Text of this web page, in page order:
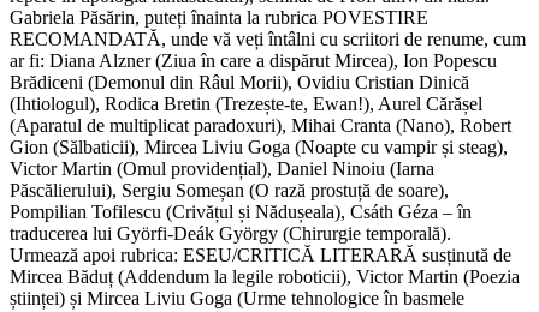
Gabriela Păsărin, puteți înainta la rubrica POVESTIRE
RECOMANDATĂ, unde vă veți întâlni cu scriitori de renume, cum
ar fi: Diana Alzner (Ziua în care a dispărut Mircea), Ion Popescu
Brădiceni (Demonul din Râul Morii), Ovidiu Cristian Dinică
(Ihtiologul), Rodica Bretin (Trezește-te, Ewan!), Aurel Cărășel
(Aparatul de multiplicat paradoxuri), Mihai Cranta (Nano), Robert
Gion (Sălbaticii), Mircea Liviu Goga (Noapte cu vampir și steag),
Victor Martin (Omul providențial), Daniel Ninoiu (Iarna
Păscălierului), Sergiu Someșan (O rază prostuță de soare),
Pompilian Tofilescu (Crivățul și Nădușeala), Csáth Géza – în
traducerea lui Györfi-Deák György (Chirurgie temporală).
Urmează apoi rubrica: ESEU/CRITICĂ LITERARĂ susținută de
Mircea Băduț (Addendum la legile roboticii), Victor Martin (Poezia
științei) și Mircea Liviu Goga (Urme tehnologice în basmele